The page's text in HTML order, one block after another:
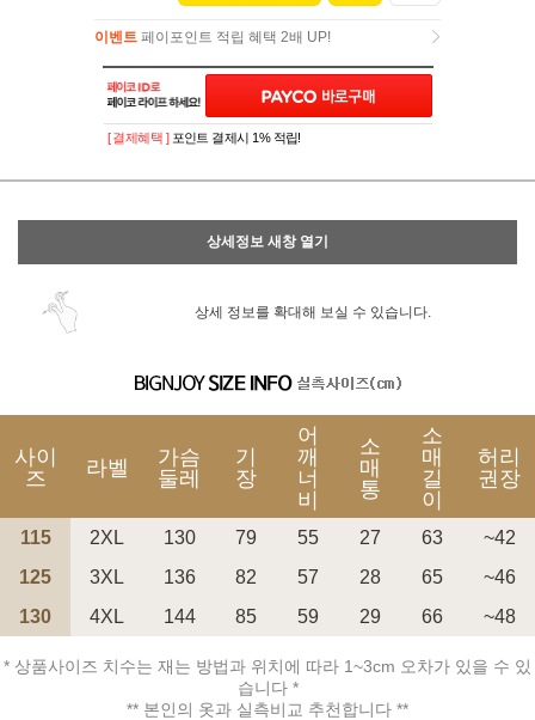
이벤트 페이포인트 적립 혜택 2배 UP!
이벤트페이포인트 적립 혜택 2배 UP!
페이코 ID로 페
PAYCO 바로구매
[ 결제혜택 ] 포인트 결제시 1% 적립!
상세정보 새창 열기
상세 정보를 확대해 보실 수 있습니다.
사이
즈
라벨
가슴
둘레
기
장
어
깨
너
비
소
매
통
소
매
길
이
허리
권장
115 2XL 130 79 55 27 63
~42
125
3XL 136 82 57 28 65
~46
130
4XL 144 85 59 29 66 ~48
* 상품사이즈 치수는 재는 방법과 위치에 따라 1~3cm 오차가 있을 수 있
습니다 *
** 본인의 옷과 실측비교 추천합니다 **